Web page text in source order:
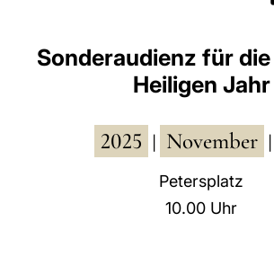
Sonderaudienz für
Heiligen Jahr
2025 November
Petersplatz
10.00 Uhr